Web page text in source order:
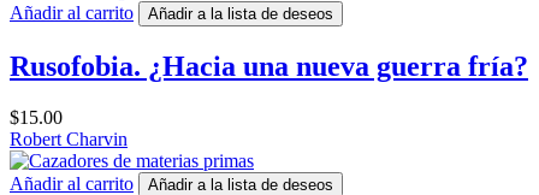
Añadir al carrito Añadir a la lista de deseos
Rusofobia. ¿Hacia una nueva guerra fría?
$15.00
Robert Charvin
Añadir al carrito Añadir a la lista de deseos